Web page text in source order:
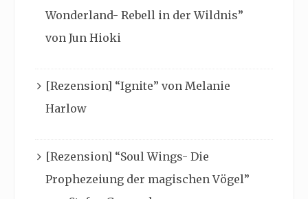
Wonderland- Rebell in der Wildnis”
von Jun Hioki
[Rezension] “Ignite” von Melanie
Harlow
[Rezension] “Soul Wings- Die
Prophezeiung der magischen Vögel”